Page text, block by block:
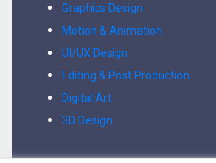
Graphics Design
Motion & Animation
UI/UX Design
Editing & Post Production
Digital Art
3D Design